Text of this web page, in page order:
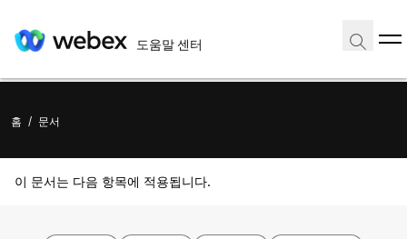
도움말 센터
홈 / 문서
이 문서는 다음 항목에 적용됩니다.